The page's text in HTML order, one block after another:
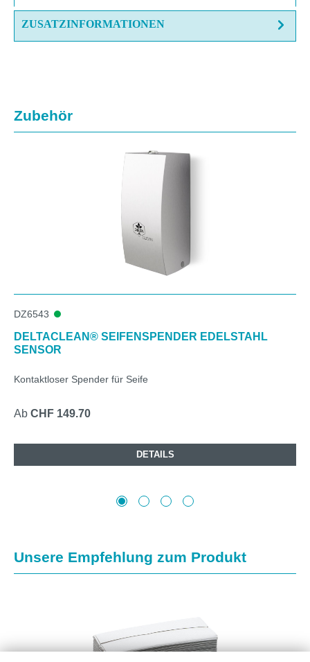
ZUSATZINFORMATIONEN
Produktgalerie überspringen
Zubehör
DZ6543
DELTACLEAN® SEIFENSPENDER EDELSTAHL
SENSOR
Kontaktloser Spender für Seife
Ab CHF 149.70
DETAILS
Produktgalerie überspringen
Unsere Empfehlung zum Produkt